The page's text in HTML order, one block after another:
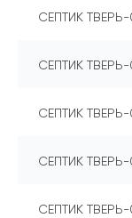
СЕПТИК ТВЕРЬ-
СЕПТИК ТВЕРЬ-
СЕПТИК
СЕПТИК ТВЕРЬ-
СЕПТИК ТВЕРЬ-